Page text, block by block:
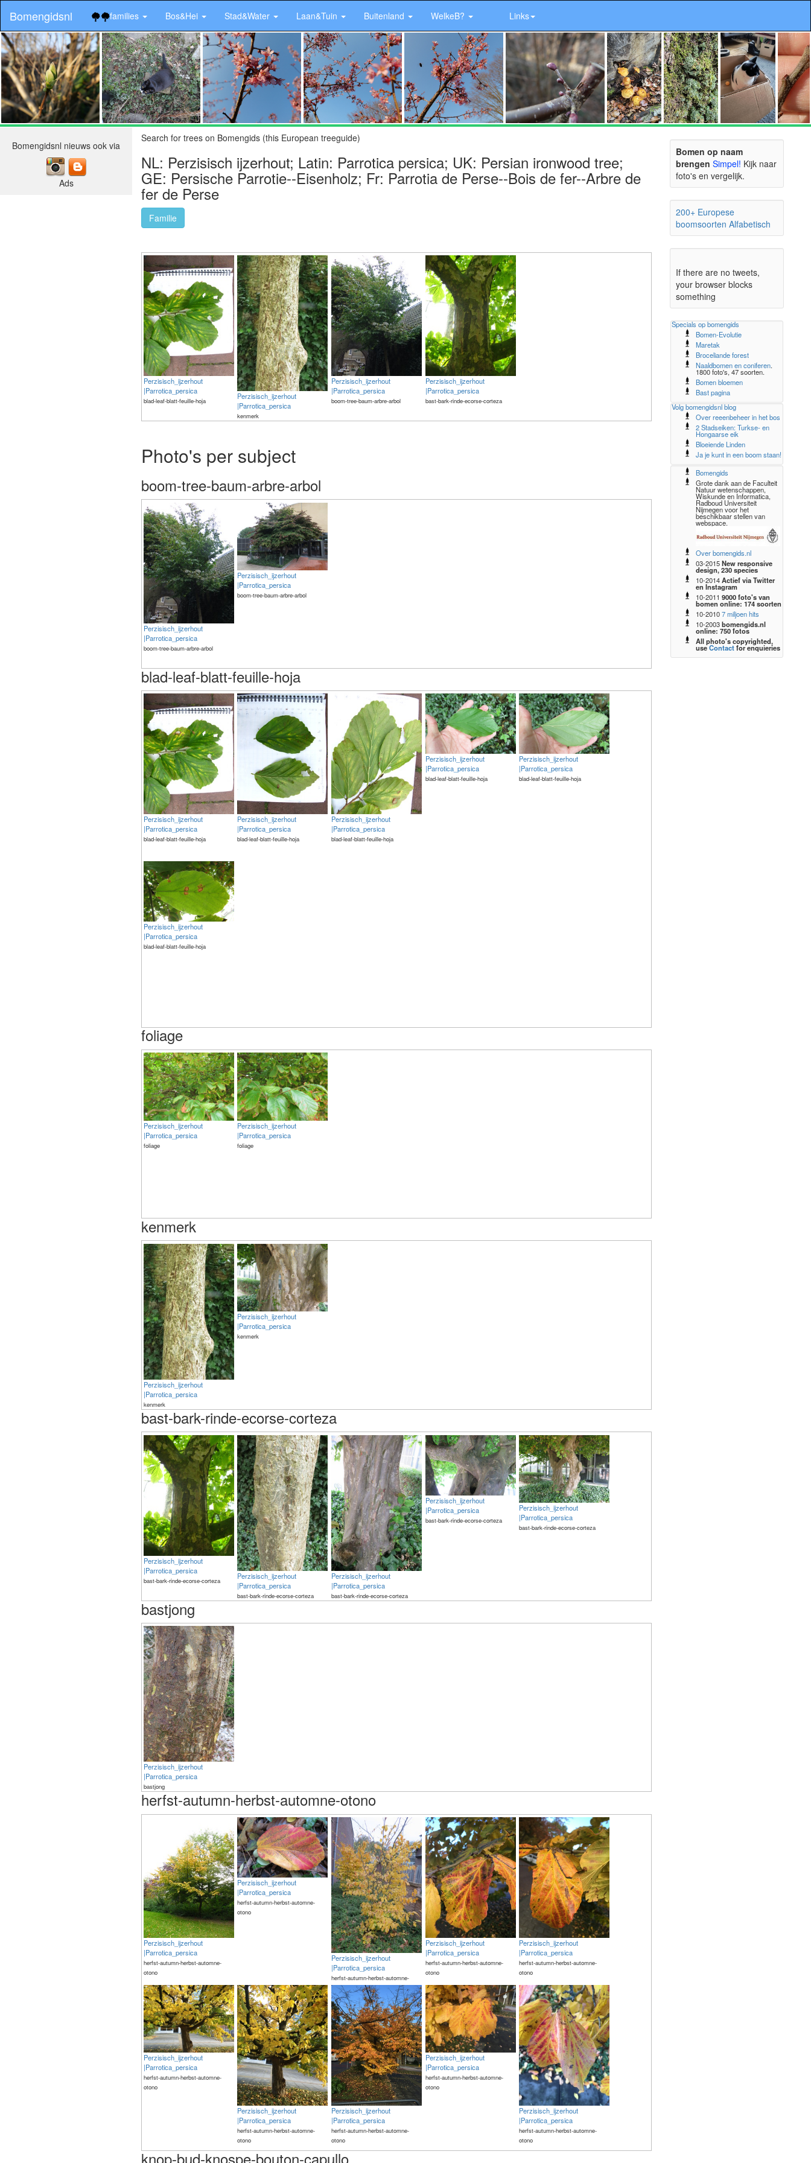
Bomengidsnl families Bos&Hei Stad&Water Laan&Tuin Buitenland WelkeB? Links
.
Bomengidsnl nieuws ook via
Ads
Search for trees on Bomengids (this European treeguide)
NL: Perzisisch ijzerhout; Latin: Parrotica persica; UK: Persian ironwood tree;
GE: Persische Parrotie--Eisenholz; Fr: Parrotia de Perse--Bois de fer--Arbre de
fer de Perse
Familie
Perzisisch_ijzerhout
|Parrotica_persica
blad-leaf-blatt-feuille-hoja
Perzisisch_ijzerhout
|Parrotica_persica
kenmerk
Perzisisch_ijzerhout
|Parrotica_persica
boom-tree-baum-arbre-arbol
Perzisisch_ijzerhout
|Parrotica_persica
bast-bark-rinde-ecorse-corteza
Photo's per subject
boom-tree-baum-arbre-arbol
Perzisisch_ijzerhout
|Parrotica_persica
boom-tree-baum-arbre-arbol
Perzisisch_ijzerhout
|Parrotica_persica
boom-tree-baum-arbre-arbol
blad-leaf-blatt-feuille-hoja
Perzisisch_ijzerhout
|Parrotica_persica
blad-leaf-blatt-feuille-hoja
Perzisisch_ijzerhout
|Parrotica_persica
blad-leaf-blatt-feuille-hoja
Perzisisch_ijzerhout
|Parrotica_persica
blad-leaf-blatt-feuille-hoja
Perzisisch_ijzerhout
|Parrotica_persica
blad-leaf-blatt-feuille-hoja
Perzisisch_ijzerhout
|Parrotica_persica
blad-leaf-blatt-feuille-hoja
Perzisisch_ijzerhout
|Parrotica_persica
blad-leaf-blatt-feuille-hoja
foliage
Perzisisch_ijzerhout
|Parrotica_persica
foliage
Perzisisch_ijzerhout
|Parrotica_persica
foliage
kenmerk
Perzisisch_ijzerhout
|Parrotica_persica
kenmerk
Perzisisch_ijzerhout
|Parrotica_persica
kenmerk
bast-bark-rinde-ecorse-corteza
Perzisisch_ijzerhout
|Parrotica_persica
bast-bark-rinde-ecorse-corteza
Perzisisch_ijzerhout
|Parrotica_persica
bast-bark-rinde-ecorse-corteza
Perzisisch_ijzerhout
|Parrotica_persica
bast-bark-rinde-ecorse-corteza
Perzisisch_ijzerhout
|Parrotica_persica
bast-bark-rinde-ecorse-corteza
Perzisisch_ijzerhout
|Parrotica_persica
bast-bark-rinde-ecorse-corteza
bastjong
Perzisisch_ijzerhout
|Parrotica_persica
bastjong
herfst-autumn-herbst-automne-otono
Perzisisch_ijzerhout
|Parrotica_persica
herfst-autumn-herbst-automne-
otono
Perzisisch_ijzerhout
|Parrotica_persica
herfst-autumn-herbst-automne-
otono
Perzisisch_ijzerhout
|Parrotica_persica
herfst-autumn-herbst-automne-
otono
Perzisisch_ijzerhout
|Parrotica_persica
herfst-autumn-herbst-automne-
otono
Perzisisch_ijzerhout
|Parrotica_persica
herfst-autumn-herbst-automne-
otono
Perzisisch_ijzerhout
|Parrotica_persica
herfst-autumn-herbst-automne-
otono
Perzisisch_ijzerhout
|Parrotica_persica
herfst-autumn-herbst-automne-
otono
Perzisisch_ijzerhout
|Parrotica_persica
herfst-autumn-herbst-automne-
otono
Perzisisch_ijzerhout
|Parrotica_persica
herfst-autumn-herbst-automne-
otono
Perzisisch_ijzerhout
|Parrotica_persica
herfst-autumn-herbst-automne-
otono
knop-bud-knospe-bouton-capullo
Bomen op naam
brengen Simpel! Kijk naar
foto's en vergelijk.
200+ Europese
boomsoorten Alfabetisch
If there are no tweets,
your browser blocks
something
Specials op bomengids
Bomen-Evolutie
Maretak
Broceliande forest
Naaldbomen en coniferen.
1800 foto's, 47 soorten.
Bomen bloemen
Bast pagina
Volg bomengidsnl blog
Over reeenbeheer in het bos
2 Stadseiken: Turkse- en
Hongaarse eik
Bloeiende Linden
Ja je kunt in een boom staan!
Bomengids
Grote dank aan de Faculteit
Natuur wetenschappen,
Wiskunde en Informatica,
Radboud Universiteit
Nijmegen voor het
beschikbaar stellen van
webspace.
Over bomengids.nl
03-2015New responsive
design, 230 species
10-2014Actief via Twitter
en Instagram
10-2011 9000 foto's van
bomen online: 174 soorten
10-20107 miljoen hits
10-2003bomengids.nl
online: 750 fotos
All photo's copyrighted,
useContactfor enquieries